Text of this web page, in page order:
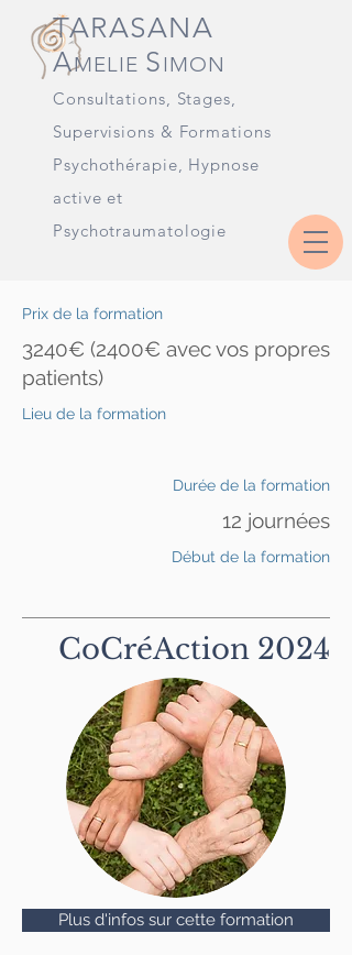
TARASANA
AMELIE S IMON
Consultations, Stages,
Supervisions & Formations
Psychothérapie, Hypnose
active et
Psychotraumatologie
Prix de la formation
3240€ (2400€ avec vos propres
patients)
Lieu de la formation
Durée de la formation
12 journées
Début de la formation
CoCréAction 2024
Plus d'infos sur cette formation